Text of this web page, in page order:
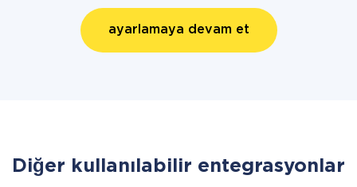
ayarlamaya devam et
Diğer kullanılabilir entegrasyonlar